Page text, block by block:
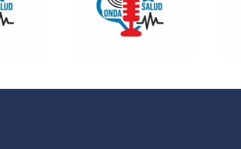
la
Hablamos
sobre hábitos
saludables en